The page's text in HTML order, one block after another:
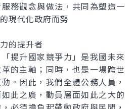
務觀念與做法，共同為塑造一
現代化政府而努
的提升者
升國家競爭力」是我國未來
的主軸；同時，也是一場跨世
。因此，我們全體公務人員，
此之廣，動員層面如此之大的